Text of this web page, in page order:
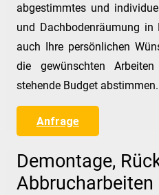
abgestimmtes und
und Dachbodenräumung
auch Ihre persönlichen
die gewünschten
stehende Budget abstimmen.
Anfrage
Demontage,
Abbrucharbeiten